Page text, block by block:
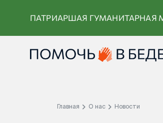
ПАТРИАРШАЯ ГУМАНИТАРНАЯ
Главная О нас Новости